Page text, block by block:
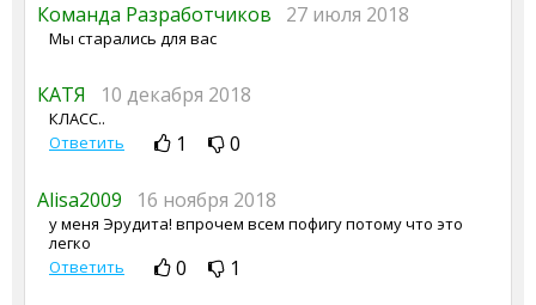
Команда Разработчиков 27 июля 2018
Мы старались для вас
КАТЯ 10 декабря 2018
КЛАСС..
Ответить
1 0
Alisa2009 16 ноября 2018
у меня Эрудита! впрочем всем пофигу потому что это
легко
Ответить
0 1